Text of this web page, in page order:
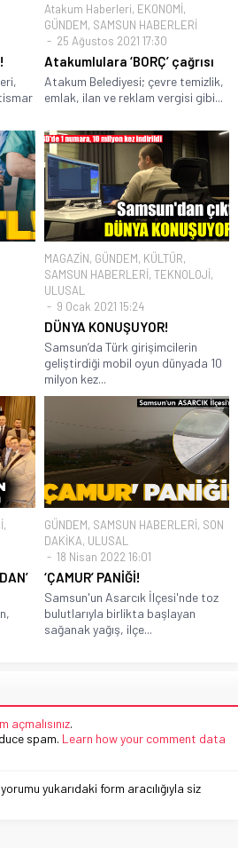
Atakum Haberleri, EKONOMİ,
GÜNDEM, SAMSUN HABERLERİ
25 Ağustos 2021 17:30
Atakumlulara ‘BORÇ’ çağrısı
Atakum Belediyesi; çevre temizlik,
emlak, ilan ve reklam vergisi gibi...
MAGAZİN, GÜNDEM, KÜLTÜR,
SAMSUN HABERLERİ, TEKNOLOJİ,
ULUSAL
9 Ocak 2021 15:24
DÜNYA KONUŞUYOR!
Samsun’da Türk girişimcilerin
geliştirdiği mobil oyun dünyada 10
milyon kez...
,
GÜNDEM, SAMSUN HABERLERİ, SON
DAKİKA, ULUSAL
18 Nisan 2022 16:01
‘ÇAMUR’ PANİĞİ!
Samsun'un Asarcık İlçesi'nde toz
bulutlarıyla birlikta başlayan
sağanak yağış, ilçe...
açmalısınız.
spam. Learn how your comment data
yukarıdaki form aracılığıyla siz